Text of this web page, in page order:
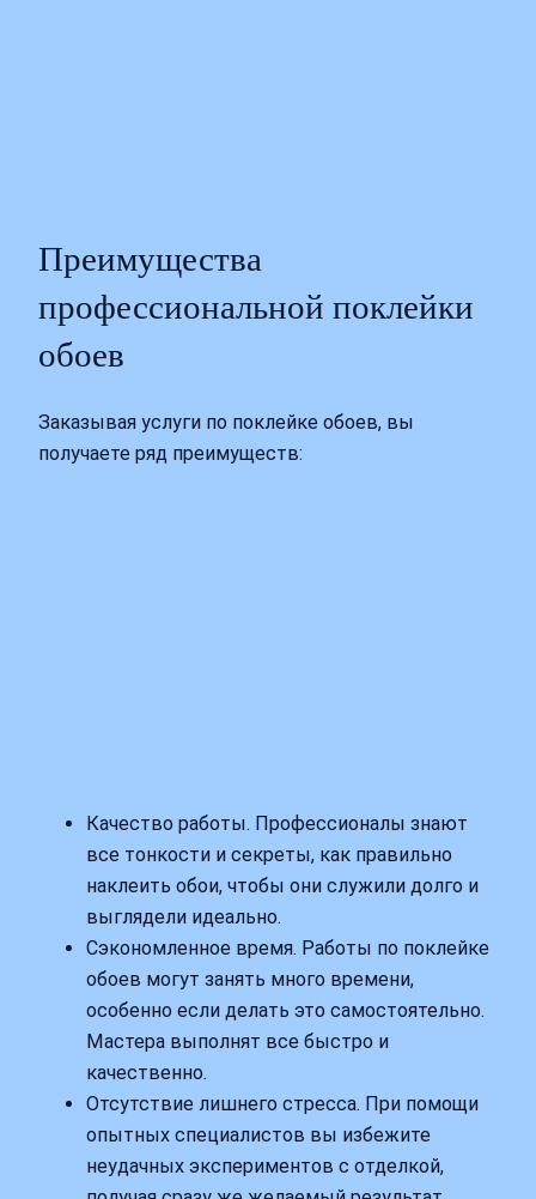
Преимущества
профессиональной поклейки
обоев
Заказывая услуги по поклейке обоев, вы
получаете ряд преимуществ:
Качество работы. Профессионалы знают
все тонкости и секреты, как правильно
наклеить обои, чтобы они служили долго и
выглядели идеально.
Сэкономленное время. Работы по поклейке
обоев могут занять много времени,
особенно если делать это самостоятельно.
Мастера выполнят все быстро и
качественно.
Отсутствие лишнего стресса. При помощи
опытных специалистов вы избежите
неудачных экспериментов с отделкой,